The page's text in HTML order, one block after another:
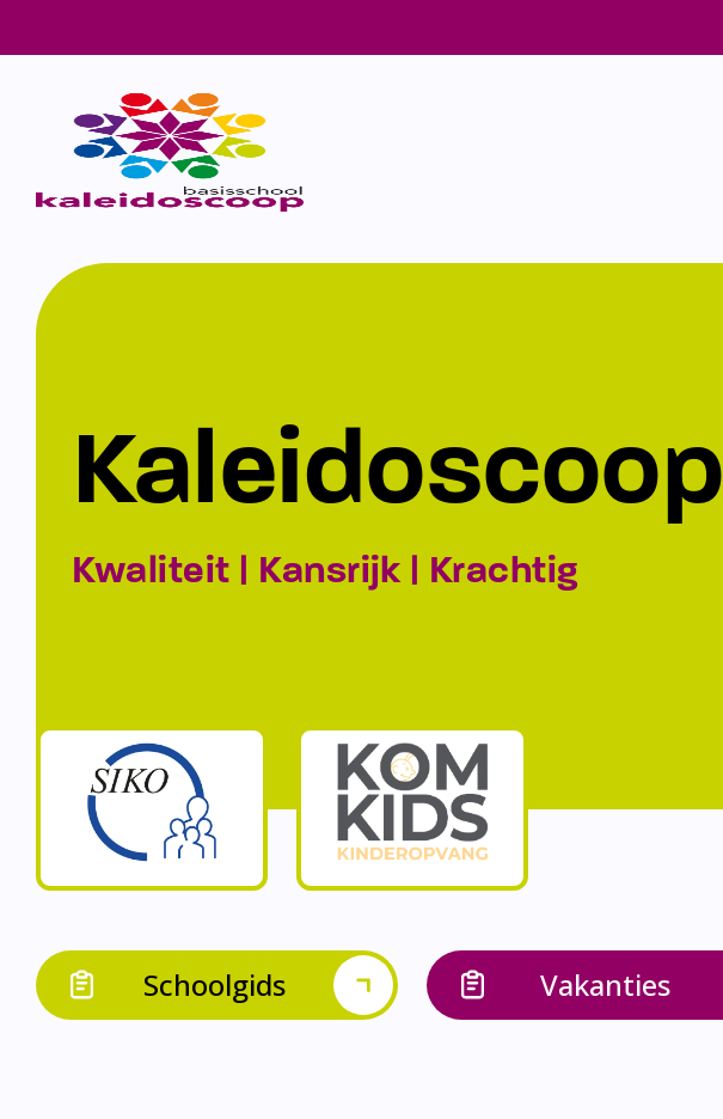
Kaleidoscoop
Kwaliteit | Kansrijk | Krachtig
Schoolgids Vakanties